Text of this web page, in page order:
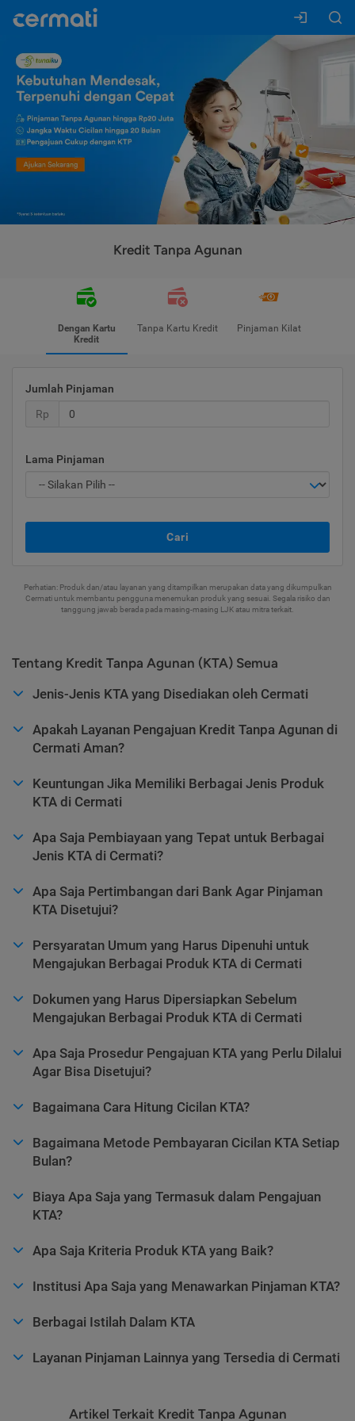
Kredit Tanpa Agunan
Dengan Kartu
Kredit
Tanpa Kartu Kredit Pinjaman Kilat
Jumlah Pinjaman
Rp
Lama Pinjaman
Cari
Perhatian: Produk dan/atau layanan yang ditampilkan merupakan data yang dikumpulkan
Cermati untuk membantu pengguna menemukan produk yang sesuai. Segala risiko dan
tanggung jawab berada pada masing-masing LJK atau mitra terkait.
Tentang Kredit Tanpa Agunan (KTA) Semua
Jenis-Jenis KTA yang Disediakan oleh Cermati
Apakah Layanan Pengajuan Kredit Tanpa Agunan di
Cermati Aman?
Keuntungan Jika Memiliki Berbagai Jenis Produk
KTA di Cermati
Apa Saja Pembiayaan yang Tepat untuk Berbagai
Jenis KTA di Cermati?
Apa Saja Pertimbangan dari Bank Agar Pinjaman
KTA Disetujui?
Persyaratan Umum yang Harus Dipenuhi untuk
Mengajukan Berbagai Produk KTA di Cermati
Dokumen yang Harus Dipersiapkan Sebelum
Mengajukan Berbagai Produk KTA di Cermati
Apa Saja Prosedur Pengajuan KTA yang Perlu Dilalui
Agar Bisa Disetujui?
Bagaimana Cara Hitung Cicilan KTA?
Bagaimana Metode Pembayaran Cicilan KTA Setiap
Bulan?
Biaya Apa Saja yang Termasuk dalam Pengajuan
KTA?
Apa Saja Kriteria Produk KTA yang Baik?
Institusi Apa Saja yang Menawarkan Pinjaman KTA?
Berbagai Istilah Dalam KTA
Layanan Pinjaman Lainnya yang Tersedia di Cermati
Artikel Terkait Kredit Tanpa Agunan